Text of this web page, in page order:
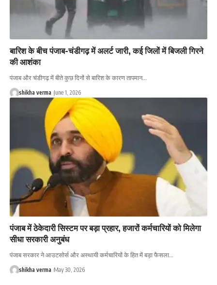
बारिश के बीच पंजाब-चंडीगढ़ में अलर्ट जारी, कई जिलों में बिजली गिरने
की आशंका
पंजाब और चंडीगढ़ में बीते कुछ दिनों से बारिश के कारण तापमान…
shikha verma June 1, 2026
पंजाब में ठेकेदारी सिस्टम पर बड़ा प्रहार, हजारों कर्मचारियों को मिलेगा
सीधा सरकारी अनुबंध
पंजाब सरकार ने आउटसोर्स और अस्थायी कर्मचारियों के हित में बड़ा फैसला…
shikha verma May 30, 2026